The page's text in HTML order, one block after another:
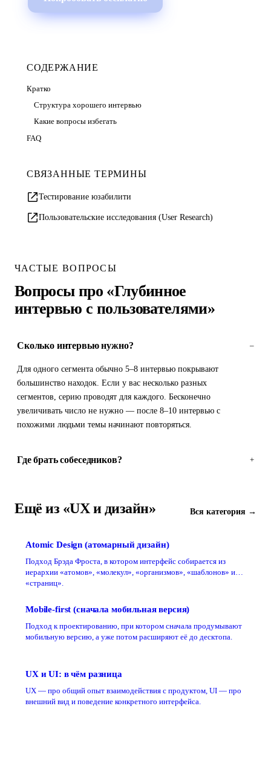
СОДЕРЖАНИЕ
Кратко
Структура хорошего интервью
Какие вопросы избегать
FAQ
СВЯЗАННЫЕ ТЕРМИНЫ
Тестирование юзабилити
Пользовательские исследования (User Research)
ЧАСТЫЕ ВОПРОСЫ
Вопросы про «Глубинное
интервью с пользователями»
Сколько интервью нужно? –
Для одного сегмента обычно 5–8 интервью покрывают
большинство находок. Если у вас несколько разных
сегментов, серию проводят для каждого. Бесконечно
увеличивать число не нужно — после 8–10 интервью с
похожими людьми темы начинают повторяться.
Где брать собеседников? +
Ещё из «UX и дизайн» Вся категория →
Atomic Design (атомарный дизайн)
Подход Брэда Фроста, в котором интерфейс собирается из
иерархии «атомов», «молекул», «организмов», «шаблонов» и
«страниц».
Mobile-first (сначала мобильная версия)
Подход к проектированию, при котором сначала продумывают
мобильную версию, а уже потом расширяют её до десктопа.
UX и UI: в чём разница
UX — про общий опыт взаимодействия с продуктом, UI — про
внешний вид и поведение конкретного интерфейса.